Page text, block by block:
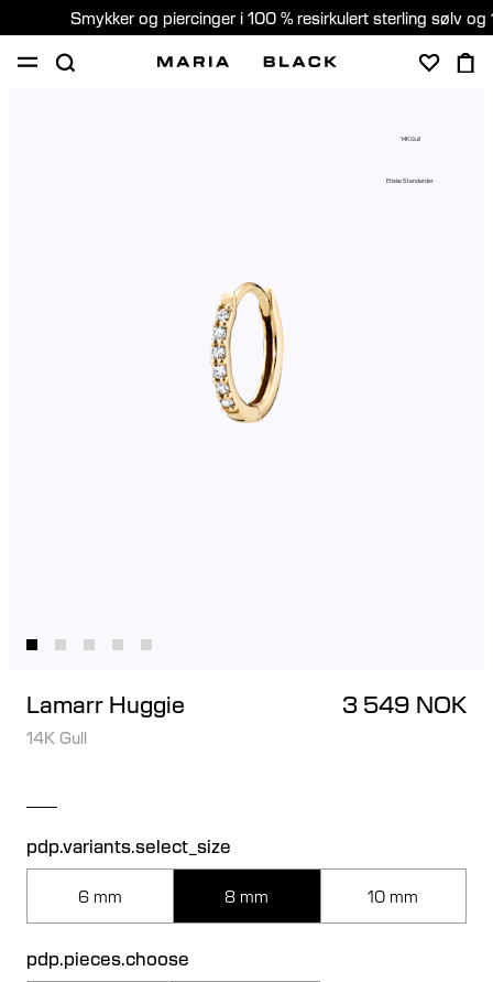
Smykker og piercinger i 100 % resirkulert sterling sølv og
14K Gull
Etiske Standarder
Lamarr Huggie 3 549 NOK
14K Gull
pdp.variants.select_size
6 mm 8 mm 10 mm
pdp.pieces.choose